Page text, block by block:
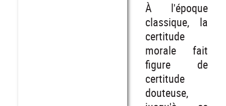
À l'époque
classique, la
certitude
morale fait
figure de
certitude
douteuse,